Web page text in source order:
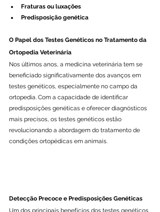
Fraturas ou luxações
Predisposição genética
O Papel dos Testes Genéticos no Tratamento da
Ortopedia Veterinária
Nos últimos anos, a medicina veterinária tem se
beneficiado significativamente dos avanços em
testes genéticos, especialmente no campo da
ortopedia. Com a capacidade de identificar
predisposições genéticas e oferecer diagnósticos
mais precisos, os testes genéticos estão
revolucionando a abordagem do tratamento de
condições ortopédicas em animais.
Detecção Precoce e Predisposições Genéticas
Um dos principais benefícios dos testes genéticos